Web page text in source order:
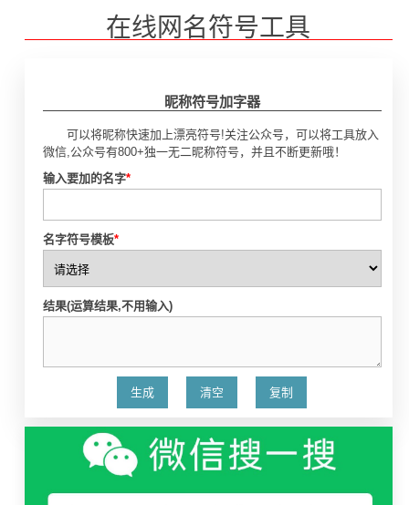
在线网名符号工具
昵称符号加字器
可以将昵称快速加上漂亮符号!关注公众号，可以将工具放入
微信,公众号有800+独一无二昵称符号，并且不断更新哦！
输入要加的名字*
名字符号模板*
结果(运算结果,不用输入)